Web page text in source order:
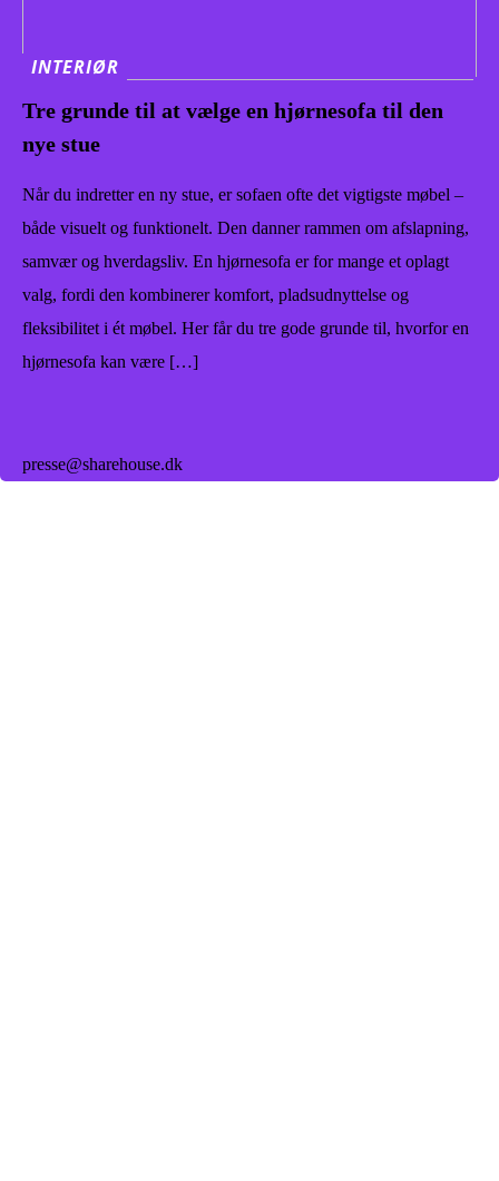
INTERIØR
Tre grunde til at vælge en hjørnesofa til den
nye stue
Når du indretter en ny stue, er sofaen ofte det vigtigste møbel –
både visuelt og funktionelt. Den danner rammen om afslapning,
samvær og hverdagsliv. En hjørnesofa er for mange et oplagt
valg, fordi den kombinerer komfort, pladsudnyttelse og
fleksibilitet i ét møbel. Her får du tre gode grunde til, hvorfor en
hjørnesofa kan være […]
presse@sharehouse.dk